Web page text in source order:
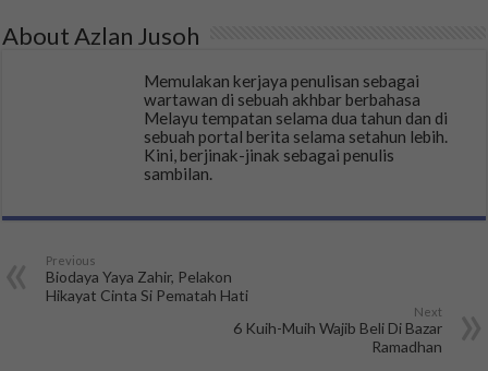
About Azlan Jusoh
Memulakan kerjaya penulisan sebagai
wartawan di sebuah akhbar berbahasa
Melayu tempatan selama dua tahun dan di
sebuah portal berita selama setahun lebih.
Kini, berjinak-jinak sebagai penulis
sambilan.
Previous
Biodaya Yaya Zahir, Pelakon
Hikayat Cinta Si Pematah Hati
Next
6 Kuih-Muih Wajib Beli Di Bazar
Ramadhan